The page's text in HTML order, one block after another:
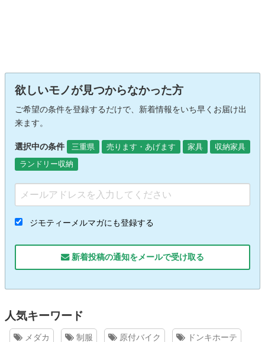
欲しいモノが見つからなかった方
ご希望の条件を登録するだけで、新着情報をいち早くお届け出
来ます。
選択中の条件 三重県 売ります・あげます 家具
収納家具
ランドリー収納
ジモティーメルマガにも登録する
新着投稿の通知をメールで受け取る
人気キーワード
メダカ 制服 原付バイク ドンキホーテ